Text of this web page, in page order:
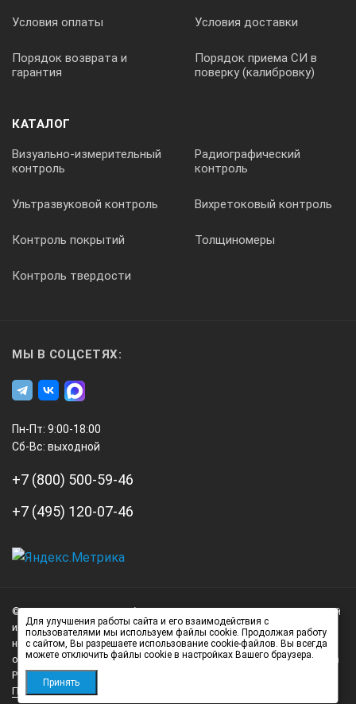
Условия оплаты Условия доставки
Порядок возврата и
гарантия
Порядок приема СИ в
поверку (калибровку)
КАТАЛОГ
Визуально-измерительный
контроль
Радиографический
контроль
Ультразвуковой контроль Вихретоковый контроль
Контроль покрытий Толщиномеры
Контроль твердости
МЫ В СОЦСЕТЯХ:
Пн-Пт: 9:00-18:00
Сб-Вс: выходной
+7 (800) 500-59-46
+7 (495) 120-07-46
Нагорный
проезд
д.7
стр.
© 2026 А3 Инжиниринг Обращаем Ваше внимание на то, что данный
интернет-сайт носит исключительно информационный характер и
ни при каких условиях не является публичной офертой,
определяемой положениями статьи 437 (2) Гражданского кодекса
Российской Федерации.
Политика обработки персональных данных
Для улучшения работы сайта и его взаимодействия с
пользователями мы используем файлы cookie. Продолжая работу
с сайтом, Вы разрешаете использование cookie-файлов. Вы всегда
можете отключить файлы cookie в настройках Вашего браузера.
Принять